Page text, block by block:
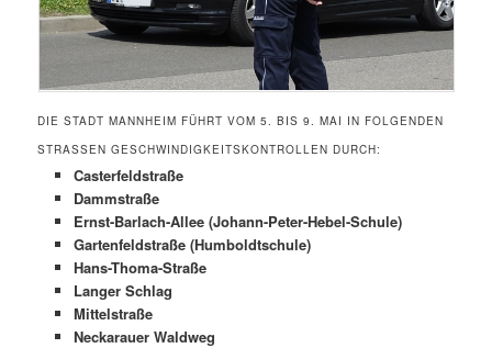
DIE STADT MANNHEIM FÜHRT VOM 5. BIS 9. MAI IN FOLGENDEN
STRASSEN GESCHWINDIGKEITSKONTROLLEN DURCH:
Casterfeldstraße
Dammstraße
Ernst-Barlach-Allee (Johann-Peter-Hebel-Schule)
Gartenfeldstraße (Humboldtschule)
Hans-Thoma-Straße
Langer Schlag
Mittelstraße
Neckarauer Waldweg